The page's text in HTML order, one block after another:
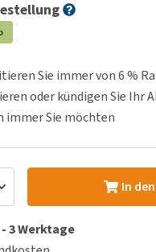
Sie immer von 6 %
oder kündigen Sie Ihr
immer Sie möchten
In
- 3 Werktage